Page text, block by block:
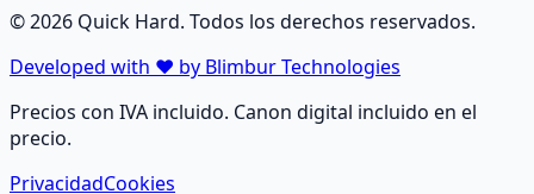
©2026 Quick Hard. Todos los derechos reservados.
Developed with ❤️ by Blimbur Technologies
Precios con IVA incluido. Canon digital incluido en el
precio.
PrivacidadCookies